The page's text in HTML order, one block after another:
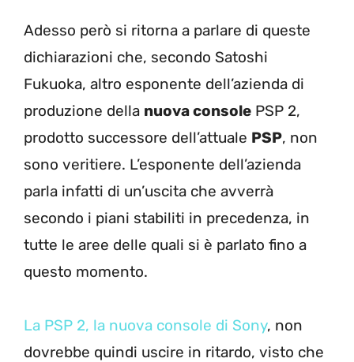
Adesso però si ritorna a parlare di queste
dichiarazioni che, secondo Satoshi
Fukuoka, altro esponente dell’azienda di
produzione della nuova console PSP 2,
prodotto successore dell’attuale PSP, non
sono veritiere. L’esponente dell’azienda
parla infatti di un’uscita che avverrà
secondo i piani stabiliti in precedenza, in
tutte le aree delle quali si è parlato fino a
questo momento.
La PSP 2, la nuova console di Sony, non
dovrebbe quindi uscire in ritardo, visto che